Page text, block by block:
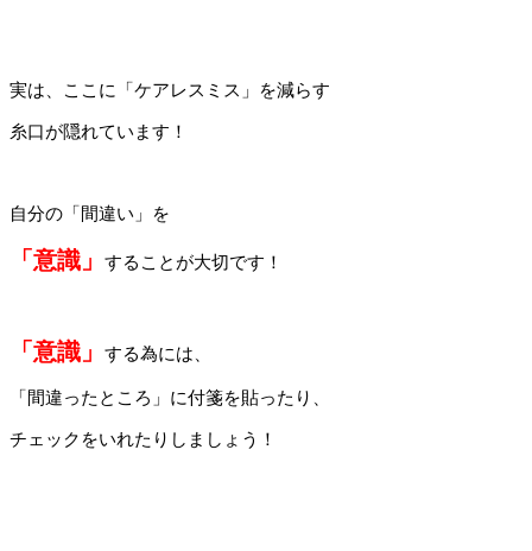
実は、ここに「ケアレスミス」を減らす
糸口が隠れています！
自分の「間違い」を
「意識」 することが大切です！
「意識」 する為には、
「間違ったところ」に付箋を貼ったり、
チェックをいれたりしましょう！